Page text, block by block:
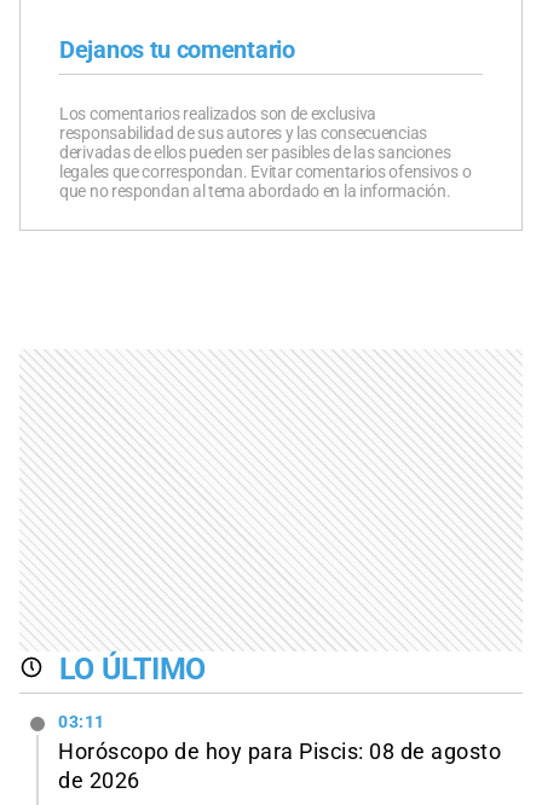
Dejanos tu comentario
Los comentarios realizados son de exclusiva
responsabilidad de sus autores y las consecuencias
derivadas de ellos pueden ser pasibles de las sanciones
legales que correspondan. Evitar comentarios ofensivos o
que no respondan al tema abordado en la información.
LO ÚLTIMO
03:11
Horóscopo de hoy para Piscis: 08 de agosto
de 2026